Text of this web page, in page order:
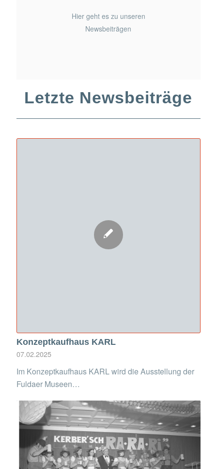
Hier geht es zu unseren
Newsbeiträgen
Letzte Newsbeiträge
Konzeptkaufhaus KARL
07.02.2025
Im Konzeptkaufhaus KARL wird die Ausstellung der
Fuldaer Museen…